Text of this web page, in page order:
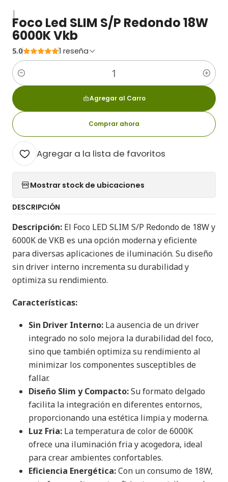
|
Foco Led SLIM S/P Redondo 18W
6000K Vkb
5.0 1 reseña
Cantidad
Agregar al Carro
Comprar ahora
Agregar a la lista de favoritos
Mostrar stock de ubicaciones
DESCRIPCIÓN
Descripción: El Foco LED SLIM S/P Redondo de 18W y
6000K de VKB es una opción moderna y eficiente
para diversas aplicaciones de iluminación. Su diseño
sin driver interno incrementa su durabilidad y
optimiza su rendimiento.
Características:
Sin Driver Interno: La ausencia de un driver
integrado no solo mejora la durabilidad del foco,
sino que también optimiza su rendimiento al
minimizar los componentes susceptibles de
fallar.
Diseño Slim y Compacto:Su formato delgado
facilita la integración en diferentes entornos,
proporcionando una estética limpia y moderna.
Luz Fria: La temperatura de color de 6000K
ofrece una iluminación fria y acogedora, ideal
para crear ambientes confortables.
Eficiencia Energética:Con un consumo de 18W,